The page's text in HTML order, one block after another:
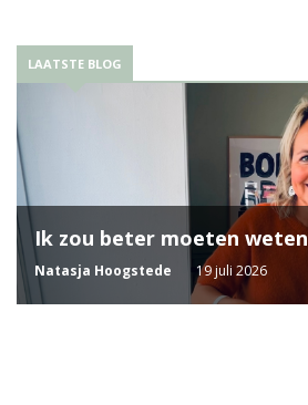
LAATSTE BLOG
Ik zou beter moeten weten
Natasja Hoogstede 19 juli 2026